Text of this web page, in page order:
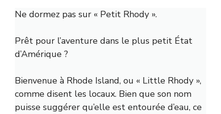
Ne dormez pas sur « Petit Rhody ».
Prêt pour l’aventure dans le plus petit État
d’Amérique ?
Bienvenue à Rhode Island, ou « Little Rhody »,
comme disent les locaux. Bien que son nom
puisse suggérer qu’elle est entourée d’eau, ce